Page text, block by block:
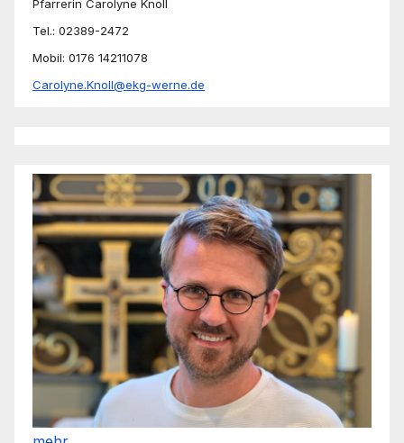
Pfarrerin Carolyne Knoll
Tel.: 02389-2472
Mobil: 0176 14211078
Carolyne.Knoll@ekg-werne.de